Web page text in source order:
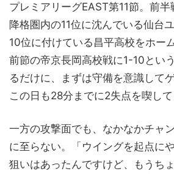
プレミアリーグEAST第11節。前半
降格圏内の11位に沈んでいる仙台
10位に付けている昌平高校をホー
前節の帝京長岡高校戦に1-10とい
るだけに、まずは守備を意識して
この日も28分までに2失点を喫して
一方の攻撃面でも、なかなかチャ
に至らない。「ウイングを起点に
狙いはあったんですけど、もうち